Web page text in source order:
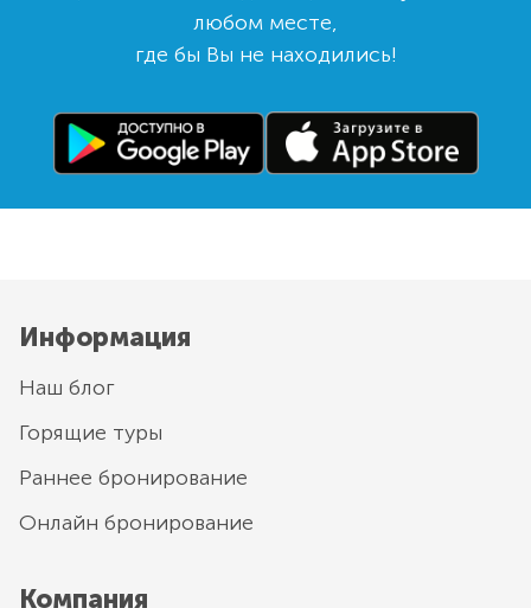
любом месте,
где бы Вы не находились!
Информация
Наш блог
Горящие туры
Раннее бронирование
Онлайн бронирование
Компания